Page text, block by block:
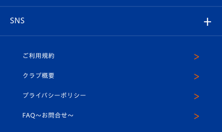
ホームタウン
平和祈念活動
プレイヤーズスイート
店舗情報
U-18
スクール
SNS
ヴィヴィくんインスタグラム
公式LINE＠
ご利用規約
クラブ概要
プライバシーポリシー
FAQ〜お問合せ〜